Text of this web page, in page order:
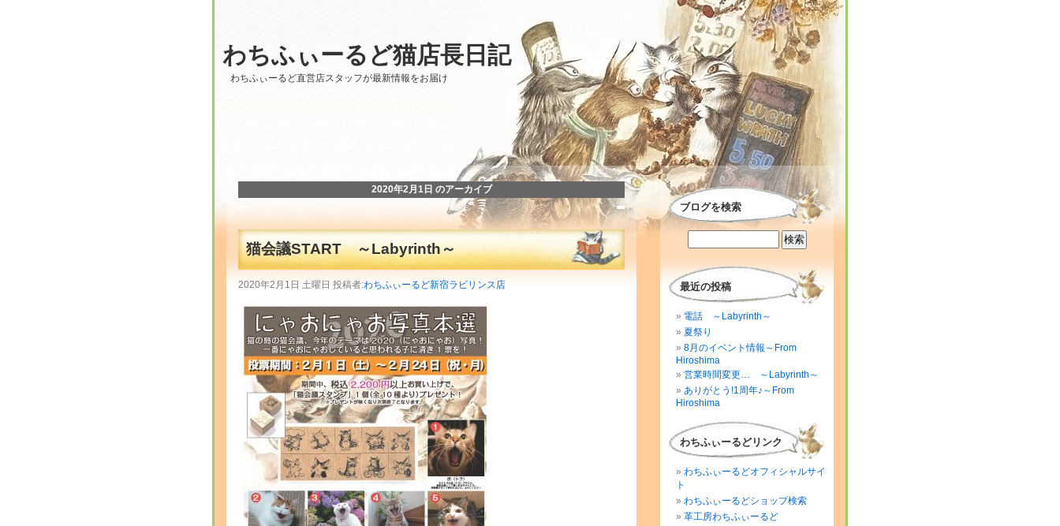
わちふぃーるど猫店長日記
わちふぃーるど直営店スタッフが最新情報をお届け
2020年2月1日 のアーカイブ
猫会議START ～Labyrinth～
2020年2月1日 土曜日 投稿者:わちふぃーるど新宿ラビリンス店
ブログを検索
最近の投稿
電話 ～Labyrinth～
夏祭り
8月のイベント情報～From
Hiroshima
営業時間変更… ～Labyrinth～
ありがとう!1周年♪～From
Hiroshima
わちふぃーるどリンク
わちふぃーるどオフィシャルサイ
ト
わちふぃーるどショップ検索
革工房わちふぃーるど